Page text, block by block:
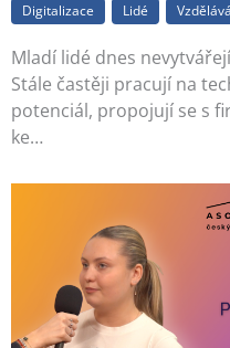
Digitalizace Lidé
Mladí lidé dnes
Stále častěji pracují na
potenciál, propojují se s
ke…